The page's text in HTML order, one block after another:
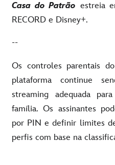
Casa do Patrão estreia
RECORD e Disney+.
--
Os controles parentais
plataforma continue
streaming adequada
família. Os assinantes
por PIN e definir limites
perfis com base na